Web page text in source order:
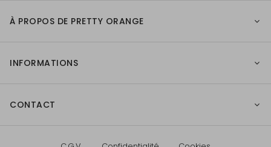
À PROPOS DE PRETTY ORANGE
INFORMATIONS
CONTACT